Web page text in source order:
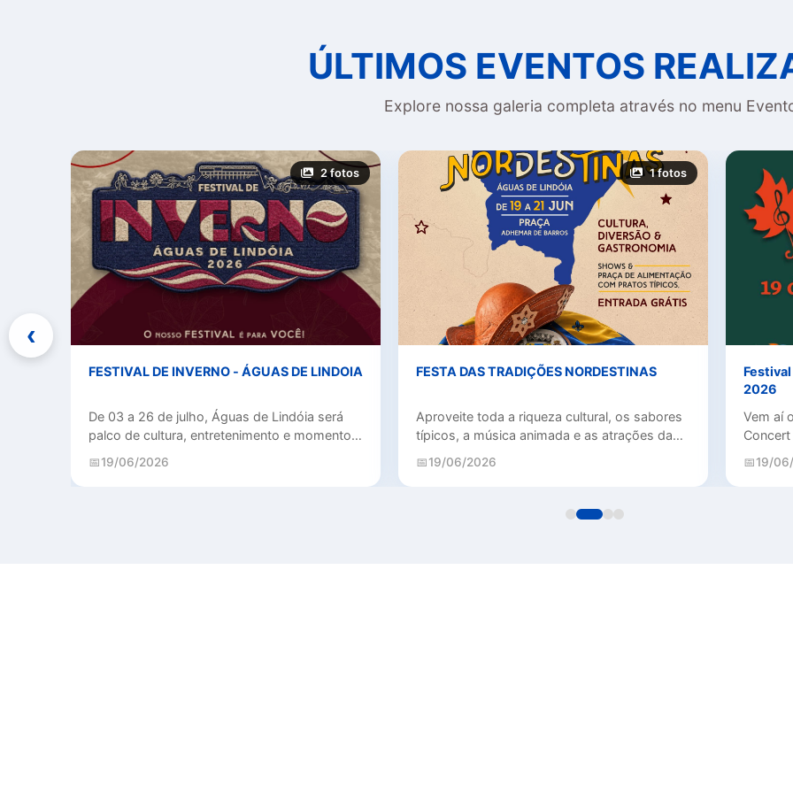
ÚLTIMOS EVENTOS
Explore nossa galeria completa através no menu
‹
2 fotos
FESTIVAL DE INVERNO - ÁGUAS DE LINDOIA
De 03 a 26 de julho, Águas de Lindóia será
palco de cultura, entretenimento e momentos
19/06/2026
1 fotos
FESTA DAS TRADIÇÕES NORDESTINAS
Aproveite toda a riqueza cultural, os sabores
típicos, a música animada e as atrações da
uma estadia tranquila e aconchegante
19/06/2026
2026
Vem aí
19/